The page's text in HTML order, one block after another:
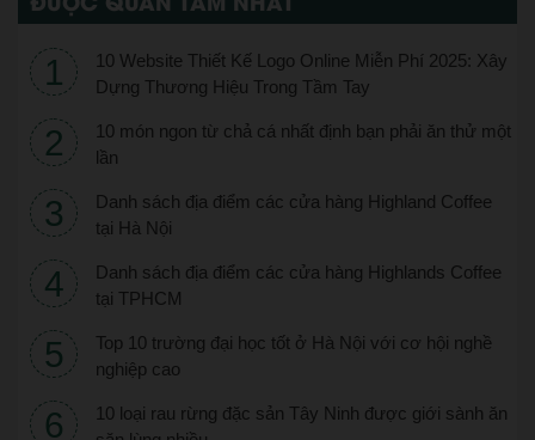
10 Website Thiết Kế Logo Online Miễn Phí 2025: Xây
Dựng Thương Hiệu Trong Tầm Tay
10 món ngon từ chả cá nhất định bạn phải ăn thử một
lần
Danh sách địa điểm các cửa hàng Highland Coffee
tại Hà Nội
Danh sách địa điểm các cửa hàng Highlands Coffee
tại TPHCM
Top 10 trường đại học tốt ở Hà Nội với cơ hội nghề
nghiệp cao
10 loại rau rừng đặc sản Tây Ninh được giới sành ăn